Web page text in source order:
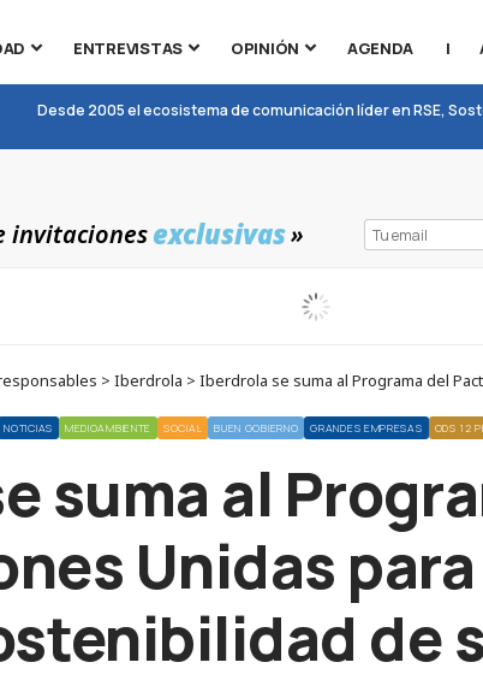
ENTREVISTAS OPINIÓN AGENDA |
Desde 2005 el ecosistema de comunicación líder en RSE,
invitacionesexclusivas»
> Iberdrola > Iberdrola se suma al Programa del
NOTICIAS MEDIOAMBIENTE SOCIAL BUEN GOBIERNO GRANDES EMPRESAS ODS 12
suma al
Unidas
de